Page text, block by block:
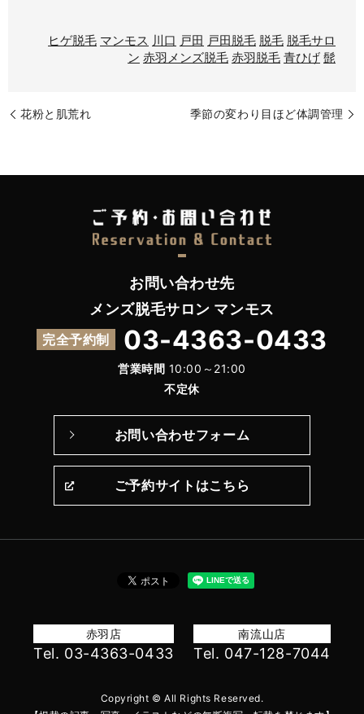
ヒゲ脱毛 マンモス 川口 戸田 戸田脱毛 脱毛 脱毛サロ
ン 赤羽メンズ脱毛 赤羽脱毛 青ひげ 髭
花粉と肌荒れ 季節の変わり目ほど体調管理
お問い合わせ先
メンズ脱毛サロン マンモス
完全予約制 03-4363-0433
営業時間 10:00～21:00
不定休
お問い合わせフォーム
ご予約サイトはこちら
赤羽店
Tel. 03-4363-0433
南流山店
Tel. 047-128-7044
Copyright © All Rights Reserved.